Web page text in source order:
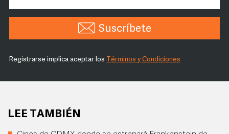
Suscríbete
Registrarse implica aceptar los Términos y Condiciones
LEE TAMBIÉN